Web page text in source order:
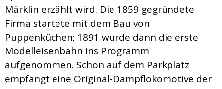
Märklin erzählt wird. Die 1859 gegründete
Firma startete mit dem Bau von
Puppenküchen; 1891 wurde dann die erste
Modelleisenbahn ins Programm
aufgenommen. Schon auf dem Parkplatz
empfängt eine Original-Dampflokomotive der